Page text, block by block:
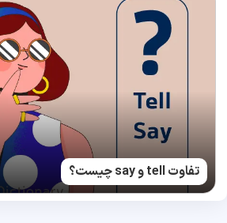
تفاوت tell و say چیست؟